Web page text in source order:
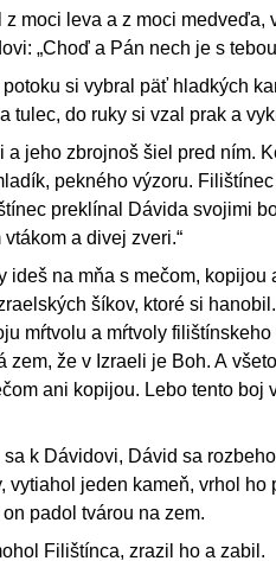
z moci leva a z moci medveďa,
„Choď a Pán nech je s
si vybral päť hladkých
tulec, do ruky si vzal prak a
jeho zbrojnoš šiel pred ním.
pekného výzoru.
preklínal Dávida svojimi
a divej zveri.“
ideš na mňa s mečom, kopijou
šíkov, ktoré si
mŕtvolu a mŕtvoly
že v Izraeli je Boh. A
ani kopijou. Lebo tento boj
k Dávidovi, Dávid sa
jeden kameň, vrhol ho
padol tvárou na zem.
Filištínca, zrazil ho a zabil.